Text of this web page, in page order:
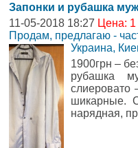
Запонки и рубашка
11-05-2018 18:27 Цена: 1
Продам, предлагаю -
Украина,
1900грн –
рубашка
слиеровато
шикарные.
нарядная,